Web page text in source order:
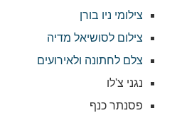
צילומי ניו בורן
צילום לסושיאל מדיה
צלם לחתונה ולאירועים
נגני צ'לו
פסנתר כנף